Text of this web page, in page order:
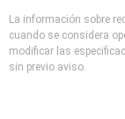
La información sobre
cuando se considera
modificar las
sin previo aviso.